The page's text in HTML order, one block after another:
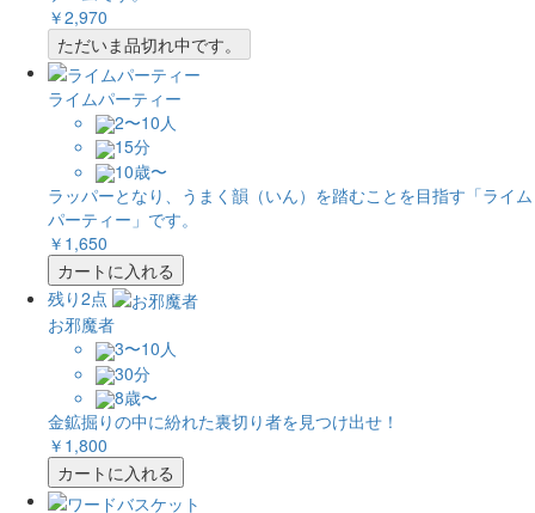
￥2,970
ただいま品切れ中です。
ライムパーティー
2〜10人
15分
10歳〜
ラッパーとなり、うまく韻（いん）を踏むことを目指す「ライム
パーティー」です。
￥1,650
カートに入れる
残り2点
お邪魔者
3〜10人
30分
8歳〜
金鉱掘りの中に紛れた裏切り者を見つけ出せ！
￥1,800
カートに入れる